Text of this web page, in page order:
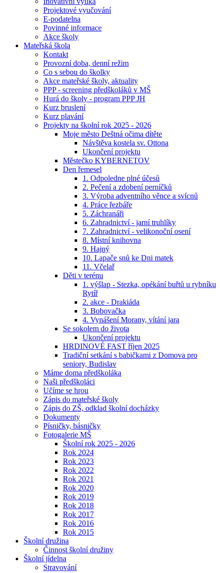
Projektové vyučování
E-podatelna
Povinné informace
Akce školy
Mateřská škola
Kontakt
Provozní doba, denní režim
Co s sebou do školky
Akce mateřské školy, aktuality
PPP - screening předškoláků v MŠ
Hurá do školy - program PPP JH
Kurz bruslení
Kurz plavání
Projekty na školní rok 2025 - 2026
Moje město Deštná očima dítěte
Návštěva kostela sv. Ottona
Ukončení projektu
Městečko KYBERNETOV
Den řemesel
1. Odpoledne plné účesů
2. Pečení a zdobení perníčků
3. Výroba adventního věnce a svícnů
4. Práce řezbáře
5. Záchranáři
6. Zahradnictví - jarní truhlíky
7. Zahradnictví - velikonoční osení
8. Místní knihovna
9. Hajný
10. Lapače snů ke Dni matek
11. Včelař
Děti v terénu
1. výšlap - Stezka, opékání buřtů u rybníku
Rytíř
2. akce - Drakiáda
3. Bobovačka
4. Vynášení Morany, vítání jara
Se sokolem do života
Ukončení projektu
HRDINOVÉ FAST říjen 2025
Tradiční setkání s babičkami z Domova pro
seniory, Budislav
Máme doma předškoláka
Naši předškoláci
Učíme se hrou
Zápis do mateřské školy
Zápis do ZŠ, odklad školní docházky
Dokumenty
Písničky, básničky
Fotogalerie MŠ
Školní rok 2025 - 2026
Rok 2024
Rok 2023
Rok 2022
Rok 2021
Rok 2020
Rok 2019
Rok 2018
Rok 2017
Rok 2016
Rok 2015
Školní družina
Činnost školní družiny
Školní jídelna
Stravování